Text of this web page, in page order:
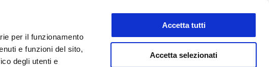
per il funzionamento
e funzioni del sito,
degli utenti e
Accetta tutti
Accetta selezionati